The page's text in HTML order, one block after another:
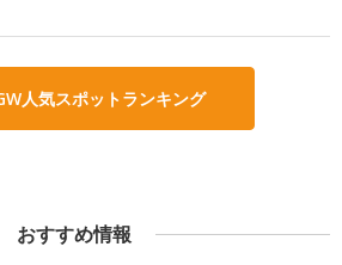
人気スポットランキング
おすすめ情報